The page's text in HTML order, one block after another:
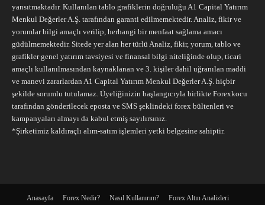
yansıtmaktadır. Kullanılan tablo grafiklerin doğruluğu A1 Capital Yatırım
Menkul Değerler A.Ş. tarafından garanti edilmemektedir. Analiz, fikir ve
yorumlar bilgi amaçlı verilip, herhangi bir menfaat sağlama amacı
güdülmemektedir. Sitede yer alan her türlü Analiz, fikir, yorum, tablo ve
grafikler genel yatırım tavsiyesi ve finansal bilgi niteliğinde olup, ticari
amaçlı kullanılmasından kaynaklanan ve 3. kişiler dahil uğranılan maddi
ve manevi zararlardan A1 Capital Yatırım Menkul Değerler A.Ş. hiçbir
şekilde sorumlu tutulamaz. Üyeliğinizin başlangıcıyla birlikte Forexkocu
tarafından gönderilecek eposta ve SMS şeklindeki forex bültenleri ve
kampanyaları almayı da kabul etmiş sayılırsınız.
*Şirketimiz kaldıraçlı alım-satım işlemleri yetki belgesine sahiptir.
Anasayfa Forex Nedir? Nasıl Kullanırım? Forex Altın Analizleri